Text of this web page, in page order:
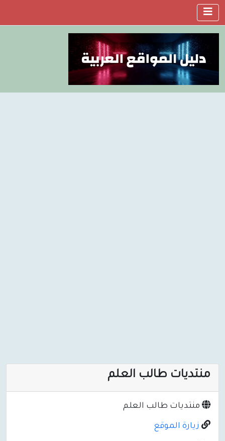
منتديات طالب العلم
منتديات طالب العلم
زيارة الموقع